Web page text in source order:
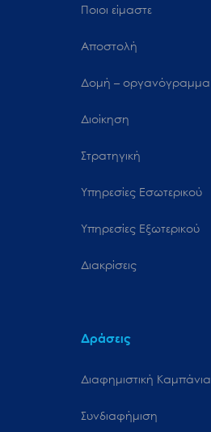
Ποιοι είμαστε
Αποστολή
Δομή – οργανόγραμμα
Διοίκηση
Στρατηγική
Υπηρεσίες Εσωτερικού
Υπηρεσίες Εξωτερικού
Διακρίσεις
Δράσεις
Διαφημιστική Καμπάνια
Συνδιαφήμιση